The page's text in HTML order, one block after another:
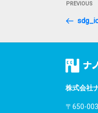
ビ
ゲ
Previous
Post
PREVIOUS
株式会社
〒650-